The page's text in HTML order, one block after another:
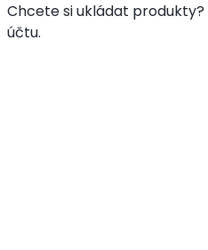
Chcete si ukládat produkty?
účtu.